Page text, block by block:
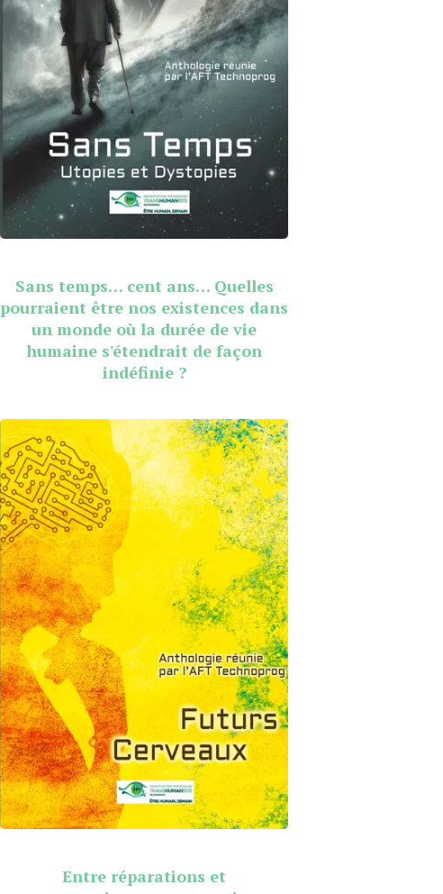
Sans temps… cent ans… Quelles
pourraient être nos existences dans
un monde où la durée de vie
humaine s'étendrait de façon
indéfinie ?
Entre réparations et